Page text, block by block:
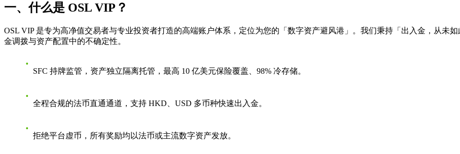
一、什么是 OSL VIP？
OSL VIP 是专为高净值交易者与专业投资者打造的高端账户体系，定位为您的「数字资产避风港」。我们秉持「出入金，从未
金调拨与资产配置中的不确定性。
SFC 持牌监管，资产独立隔离托管，最高 10 亿美元保险覆盖、98% 冷存储。
全程合规的法币直通通道，支持 HKD、USD 多币种快速出入金。
拒绝平台虚币，所有奖励均以法币或主流数字资产发放。